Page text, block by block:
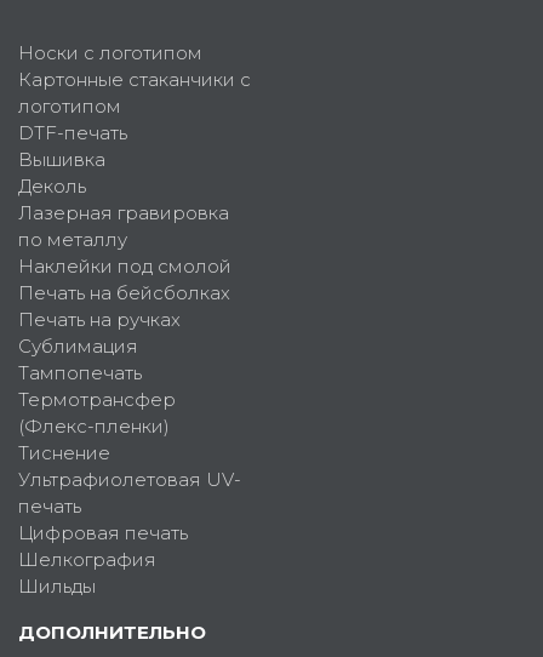
Носки с логотипом
Картонные стаканчики с
логотипом
DTF-печать
Вышивка
Деколь
Лазерная гравировка
по металлу
Наклейки под смолой
Печать на бейсболках
Печать на ручках
Сублимация
Тампопечать
Термотрансфер
(Флекс-пленки)
Тиснение
Ультрафиолетовая UV-
печать
Цифровая печать
Шелкография
Шильды
ДОПОЛНИТЕЛЬНО